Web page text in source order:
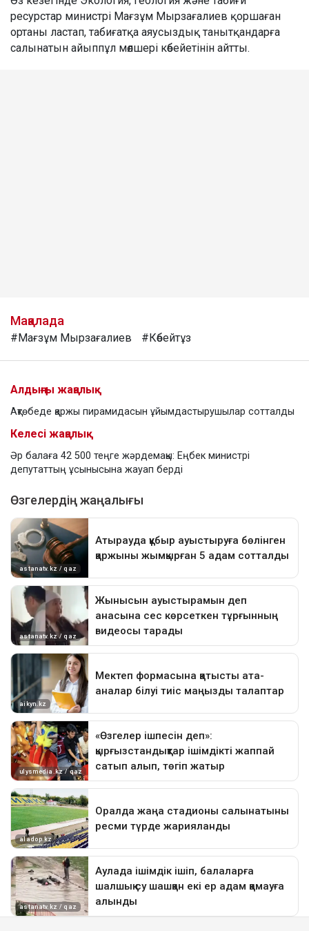
ресурстар министрі Мағзұм Мырзағалиев қоршаған
ортаны ластап, табиғатқа аяусыздық танытқандарға
салынатын айыппұл мөлшері көбейетінін айтты.
Мақалада
#Мағзұм Мырзағалиев #Көбейтұз
Алдыңғы жаңалық
Ақтөбеде қаржы пирамидасын ұйымдастырушылар сотталды
Келесі жаңалық
Әр балаға 42 500 теңге жәрдемақы: Еңбек министрі
депутаттың ұсынысына жауап берді